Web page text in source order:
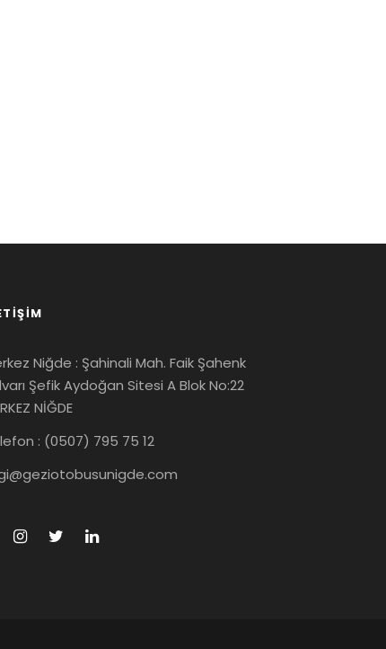
Niğde : Şahinali Mah. Faik Şahenk
Şefik Aydoğan Sitesi A Blok No:22
NİĞDE
: (0507) 795 75 12